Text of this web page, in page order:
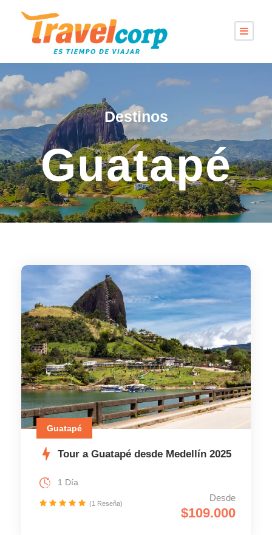
Destinos
Guatapé
Guatapé
Tour a Guatapé desde Medellín 2025
Desde
$109.000
1 Día
(1 Reseña)